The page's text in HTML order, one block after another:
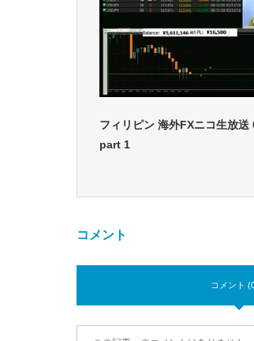
フィリピン 海外FXニコ生放送
part 1
コメント
コメント